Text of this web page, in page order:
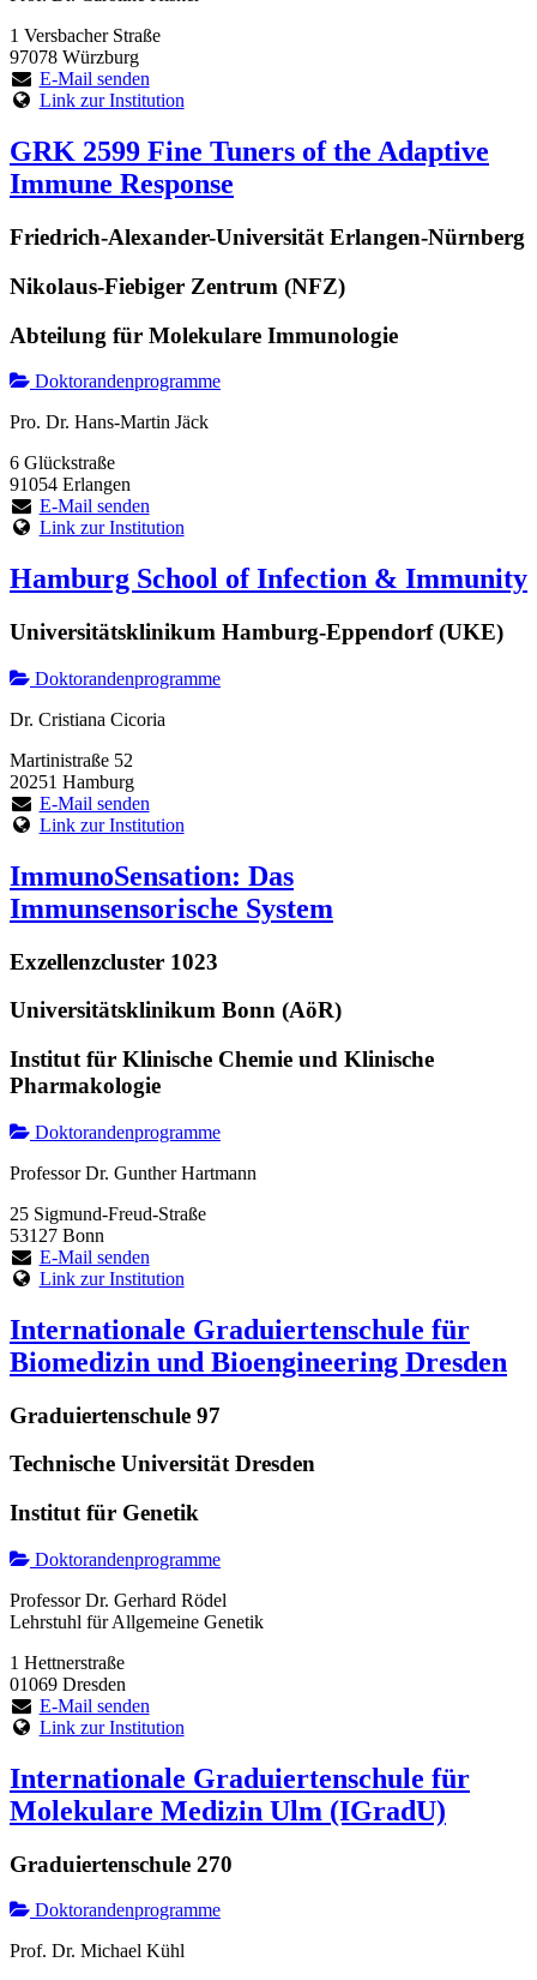
1 Versbacher Straße
97078 Würzburg
E-Mail senden
Link zur Institution
GRK 2599 Fine Tuners of the Adaptive
Immune Response
Friedrich-Alexander-Universität Erlangen-Nürnberg
Nikolaus-Fiebiger Zentrum (NFZ)
Abteilung für Molekulare Immunologie
Doktorandenprogramme
Pro. Dr. Hans-Martin Jäck
6 Glückstraße
91054 Erlangen
E-Mail senden
Link zur Institution
Hamburg School of Infection & Immunity
Universitätsklinikum Hamburg-Eppendorf (UKE)
Doktorandenprogramme
Dr. Cristiana Cicoria
Martinistraße 52
20251 Hamburg
E-Mail senden
Link zur Institution
ImmunoSensation: Das
Immunsensorische System
Exzellenzcluster 1023
Universitätsklinikum Bonn (AöR)
Institut für Klinische Chemie und Klinische
Pharmakologie
Doktorandenprogramme
Professor Dr. Gunther Hartmann
25 Sigmund-Freud-Straße
53127 Bonn
E-Mail senden
Link zur Institution
Internationale Graduiertenschule für
Biomedizin und Bioengineering Dresden
Graduiertenschule 97
Technische Universität Dresden
Institut für Genetik
Doktorandenprogramme
Professor Dr. Gerhard Rödel
Lehrstuhl für Allgemeine Genetik
1 Hettnerstraße
01069 Dresden
E-Mail senden
Link zur Institution
Internationale Graduiertenschule für
Molekulare Medizin Ulm (IGradU)
Graduiertenschule 270
Doktorandenprogramme
Prof. Dr. Michael Kühl